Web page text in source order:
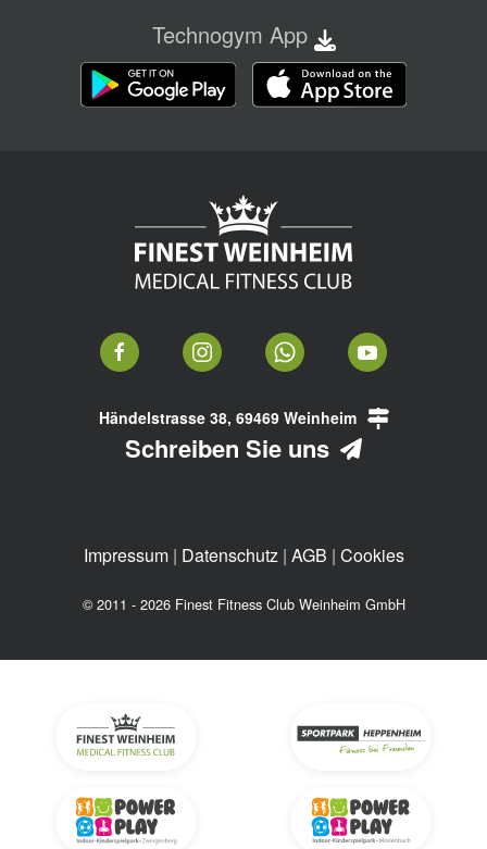
Technogym App
Händelstrasse 38, 69469 Weinheim
Schreiben Sie uns
Impressum| Datenschutz| AGB | Cookies
© 2011 - 2026 Finest Fitness Club Weinheim GmbH